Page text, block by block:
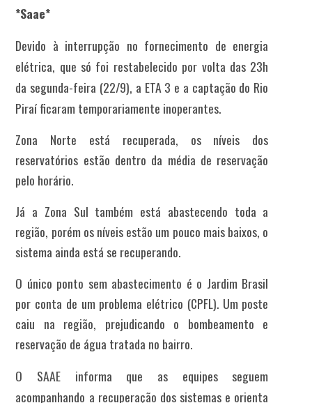
*Saae*
Devido à interrupção no fornecimento de energia
elétrica, que só foi restabelecido por volta das 23h
da segunda-feira (22/9), a ETA 3 e a captação do Rio
Piraí ficaram temporariamente inoperantes.
Zona Norte está recuperada, os níveis dos
reservatórios estão dentro da média de reservação
pelo horário.
Já a Zona Sul também está abastecendo toda a
região, porém os níveis estão um pouco mais baixos, o
sistema ainda está se recuperando.
O único ponto sem abastecimento é o Jardim Brasil
por conta de um problema elétrico (CPFL). Um poste
caiu na região, prejudicando o bombeamento e
reservação de água tratada no bairro.
O SAAE informa que as equipes seguem
acompanhando a recuperação dos sistemas e orienta